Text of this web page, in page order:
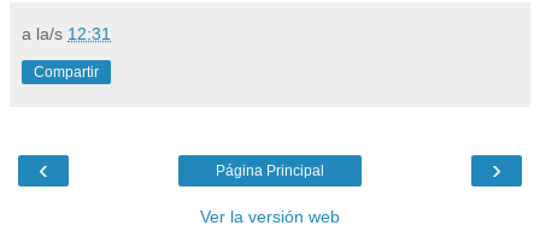
a la/s 12:31
Compartir
‹ ›
Página Principal
Ver la versión web